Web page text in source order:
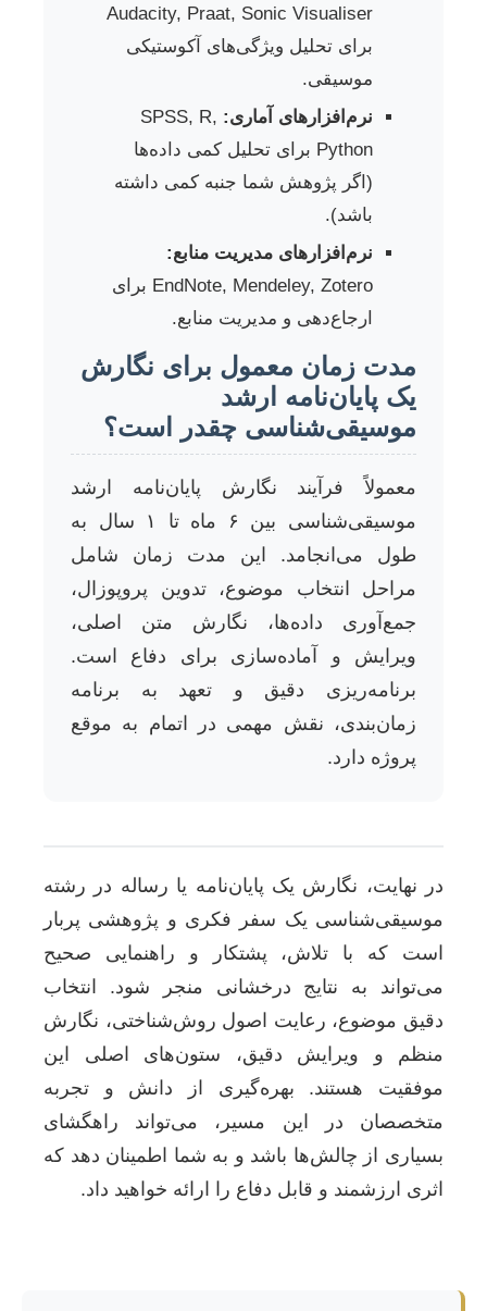
Audacity, Praat, Sonic Visualiser
برای تحلیل ویژگی‌های آکوستیکی
موسیقی.
نرم‌افزارهای آماری: SPSS, R,
Python برای تحلیل کمی داده‌ها
(اگر پژوهش شما جنبه کمی داشته
باشد).
نرم‌افزارهای مدیریت منابع:
EndNote, Mendeley, Zotero برای
ارجاع‌دهی و مدیریت منابع.
مدت زمان معمول برای نگارش
یک پایان‌نامه ارشد
موسیقی‌شناسی چقدر است؟
معمولاً فرآیند نگارش پایان‌نامه ارشد
موسیقی‌شناسی بین ۶ ماه تا ۱ سال به
طول می‌انجامد. این مدت زمان شامل
مراحل انتخاب موضوع، تدوین پروپوزال،
جمع‌آوری داده‌ها، نگارش متن اصلی،
ویرایش و آماده‌سازی برای دفاع است.
برنامه‌ریزی دقیق و تعهد به برنامه
زمان‌بندی، نقش مهمی در اتمام به موقع
پروژه دارد.
در نهایت، نگارش یک پایان‌نامه یا رساله در رشته
موسیقی‌شناسی یک سفر فکری و پژوهشی پربار
است که با تلاش، پشتکار و راهنمایی صحیح
می‌تواند به نتایج درخشانی منجر شود. انتخاب
دقیق موضوع، رعایت اصول روش‌شناختی، نگارش
منظم و ویرایش دقیق، ستون‌های اصلی این
موفقیت هستند. بهره‌گیری از دانش و تجربه
متخصصان در این مسیر، می‌تواند راهگشای
بسیاری از چالش‌ها باشد و به شما اطمینان دهد که
اثری ارزشمند و قابل دفاع را ارائه خواهید داد.